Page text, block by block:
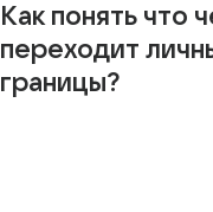
Как понять что
переходит
границы?